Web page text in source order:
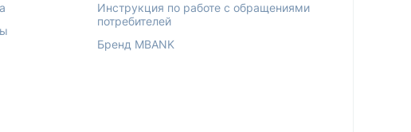
Инструкция по работе с обращениями
потребителей
Бренд MBANK